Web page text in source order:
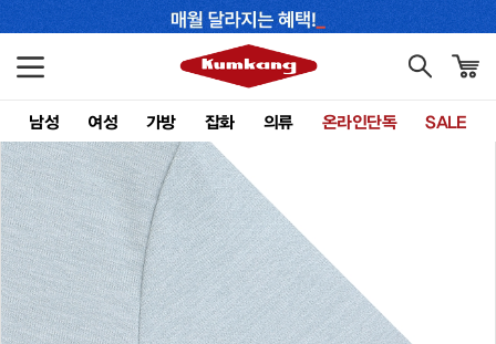
남성 여성 가방 잡화 의류 온라인단독 SALE